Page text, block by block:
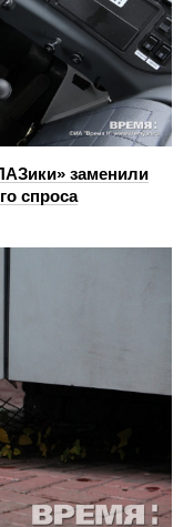
заменили
спроса